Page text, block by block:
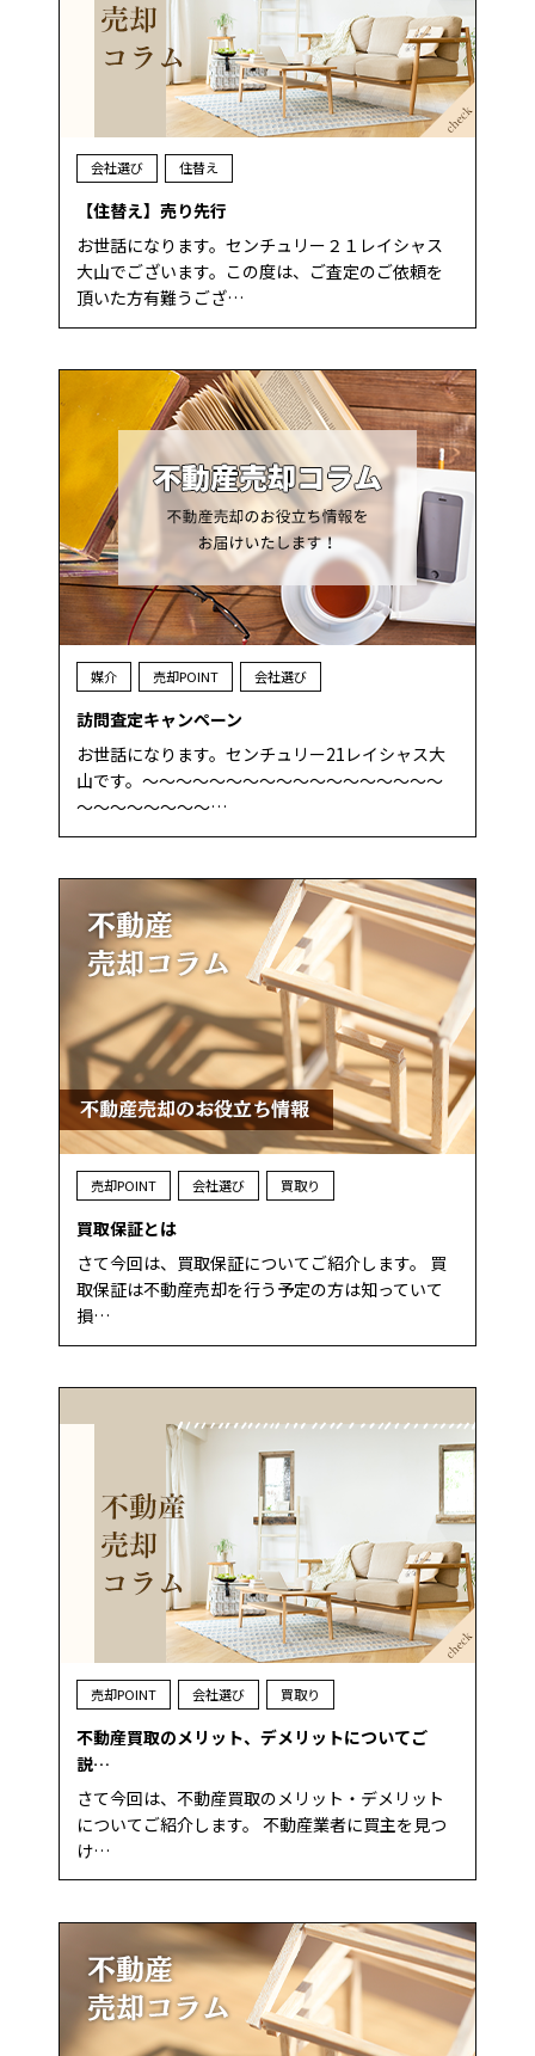
会社選び 住替え
【住替え】売り先行
お世話になります。センチュリー２１レイシャス
大山でございます。この度は、ご査定のご依頼を
頂いた方有難うござ…
媒介 売却POINT 会社選び
訪問査定キャンペーン
お世話になります。センチュリー21レイシャス大
山です。～～～～～～～～～～～～～～～～～～
～～～～～～～～…
売却POINT 会社選び 買取り
買取保証とは
さて今回は、買取保証についてご紹介します。 買
取保証は不動産売却を行う予定の方は知っていて
損…
売却POINT 会社選び 買取り
不動産買取のメリット、デメリットについてご
説…
さて今回は、不動産買取のメリット・デメリット
についてご紹介します。 不動産業者に買主を見つ
け…